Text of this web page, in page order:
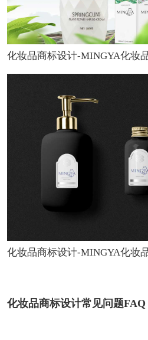
化妆品商标设计-MINGYA化妆
化妆品商标设计-MINGYA化妆
化妆品商标设计常见问题FAQ